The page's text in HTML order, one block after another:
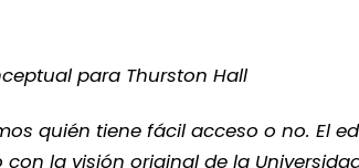
para Thurston Hall
quién tiene fácil acceso o no. El
con la visión original de la